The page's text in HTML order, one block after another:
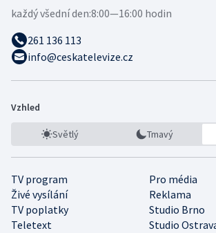
každý všední den:8:00—16:00 hodin
261 136 113
info@ceskatelevize.cz
Vzhled
Světlý Tmavý
TV program
Pro média
Živé vysílání
Reklama
TV poplatky
Studio Brno
Teletext
Studio